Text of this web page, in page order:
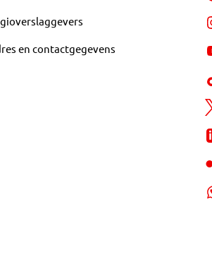
en contactgegevens